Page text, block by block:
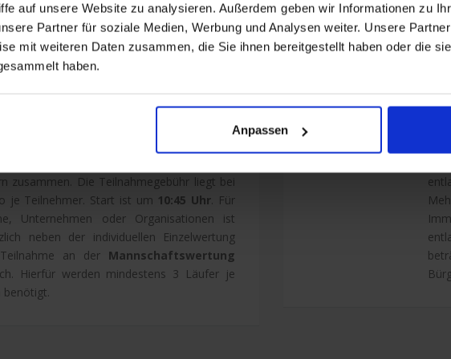
auf unsere Website zu analysieren. Außerdem geben wir Informationen zu
Partner für soziale Medien, Werbung und Analysen weiter. Unsere
mit weiteren Daten zusammen, die Sie ihnen bereitgestellt haben oder die
haben.
Anpassen
für alle begeisterten Hobby-Läufer aus
und der Umgebung angeboten. Die
zusammen. Die Teilnahmegebühr liegt bei
je Teilnehmer. Start ist um 10:45 Uhr. Für
Unternehmen oder Organisationen ist
neben der individuellen Einzelwertung
an der Mannschaftswertung
Hierfür werden mindestens 3 Läufer je
benötigt.
3